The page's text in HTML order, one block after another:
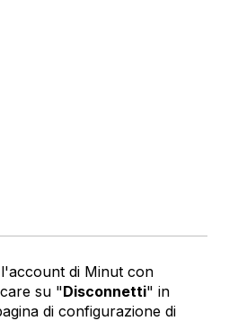
di Minut con
su "Disconnetti" in
di configurazione di